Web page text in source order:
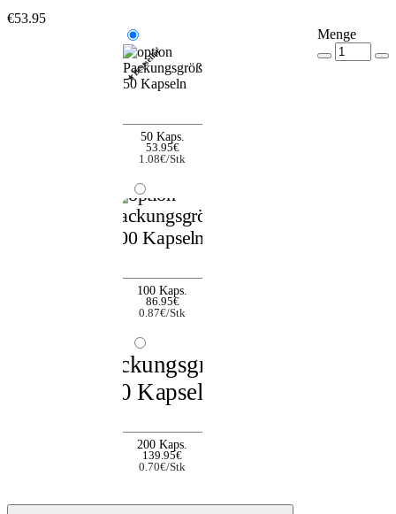
€53.95
★Bestseller
50 Kaps.
53.95€
1.08€/Stk
100 Kaps.
86.95€
0.87€/Stk
200 Kaps.
139.95€
0.70€/Stk
Menge